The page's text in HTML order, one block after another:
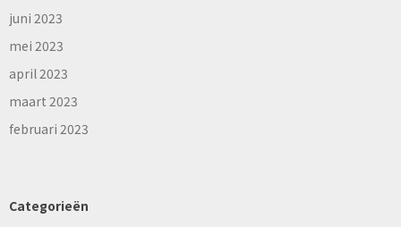
juni 2023
mei 2023
april 2023
maart 2023
februari 2023
Categorieën